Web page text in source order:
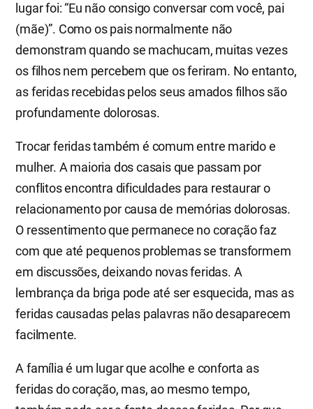
lugar foi: “Eu não consigo conversar com você, pai
(mãe)”. Como os pais normalmente não
demonstram quando se machucam, muitas vezes
os filhos nem percebem que os feriram. No entanto,
as feridas recebidas pelos seus amados filhos são
profundamente dolorosas.
Trocar feridas também é comum entre marido e
mulher. A maioria dos casais que passam por
conflitos encontra dificuldades para restaurar o
relacionamento por causa de memórias dolorosas.
O ressentimento que permanece no coração faz
com que até pequenos problemas se transformem
em discussões, deixando novas feridas. A
lembrança da briga pode até ser esquecida, mas as
feridas causadas pelas palavras não desaparecem
facilmente.
A família é um lugar que acolhe e conforta as
feridas do coração, mas, ao mesmo tempo,